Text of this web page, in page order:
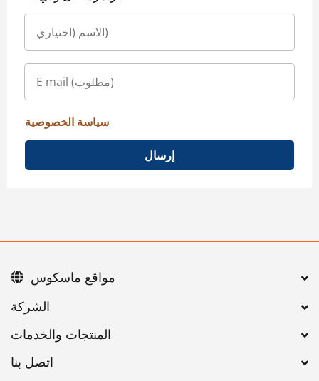
سياسة الخصوصية
إرسال
اتصل بنا
مواقع ماسكوس